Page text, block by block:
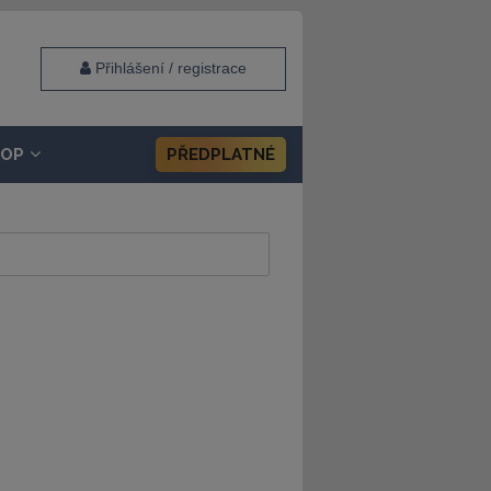
Přihlášení / registrace
PŘEDPLATNÉ